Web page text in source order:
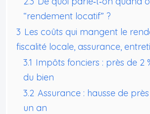
“rendement locatif” ?
3 Les coûts qui mangent le
fiscalité locale, assurance,
3.1 Impôts fonciers : près de 2
du bien
3.2 Assurance : hausse de
un an